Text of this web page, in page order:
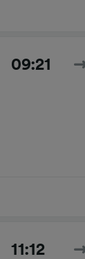
09:21
11:12